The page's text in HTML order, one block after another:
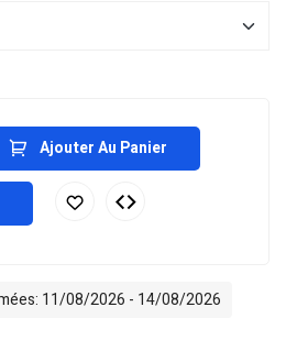
Ajouter Au Panier
11/08/2026 - 14/08/2026